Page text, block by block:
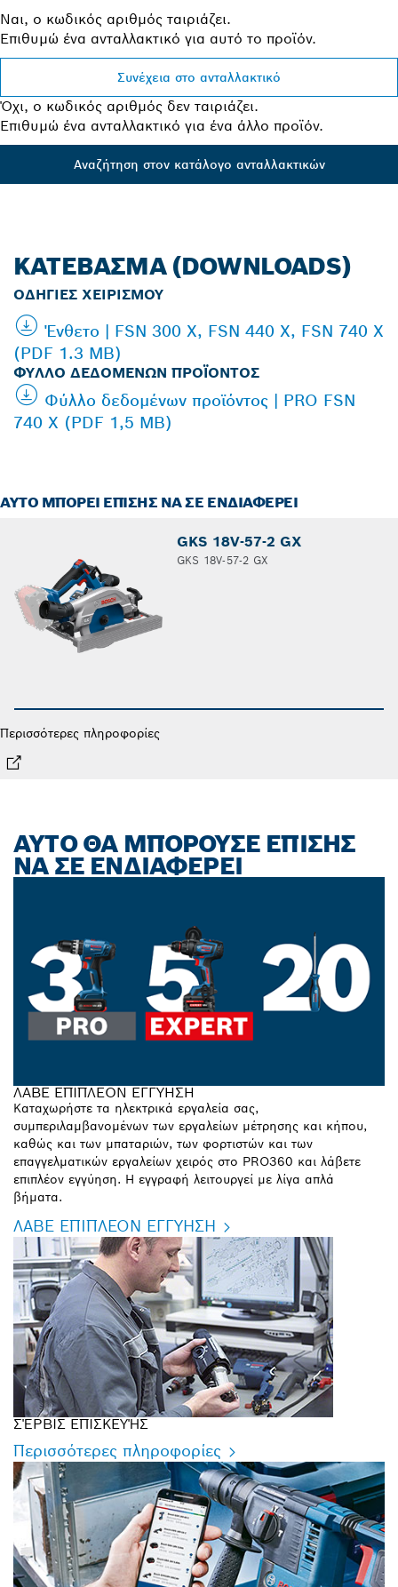
Ναι, ο κωδικός αριθμός ταιριάζει.
Επιθυμώ ένα ανταλλακτικό για αυτό το προϊόν.
Συνέχεια στο ανταλλακτικό
Όχι, ο κωδικός αριθμός δεν ταιριάζει.
Επιθυμώ ένα ανταλλακτικό για ένα άλλο προϊόν.
Αναζήτηση στον κατάλογο ανταλλακτικών
ΚΑΤΈΒΑΣΜΑ (DOWNLOADS)
ΟΔΗΓΊΕΣ ΧΕΙΡΙΣΜΟΎ
Ένθετο | FSN 300 X, FSN 440 X, FSN 740 X
(PDF 1.3 MB)
ΦΎΛΛΟ ΔΕΔΟΜΈΝΩΝ ΠΡΟΪΌΝΤΟΣ
Φύλλο δεδομένων προϊόντος | PRO FSN
740 X (PDF 1,5 MB)
ΑΥΤΌ ΜΠΟΡΕΊ ΕΠΊΣΗΣ ΝΑ ΣΕ ΕΝΔΙΑΦΈΡΕΙ
GKS 18V-57-2 GX
GKS 18V-57-2 GX
Περισσότερες πληροφορίες
ΑΥΤΌ ΘΑ ΜΠΟΡΟΎΣΕ ΕΠΊΣΗΣ
ΝΑ ΣΕ ΕΝΔΙΑΦΈΡΕΙ
ΛΑΒΕ ΕΠΙΠΛΕΟΝ ΕΓΓΥΗΣΗ
Καταχωρήστε τα ηλεκτρικά εργαλεία σας,
συμπεριλαμβανομένων των εργαλείων μέτρησης και κήπου,
καθώς και των μπαταριών, των φορτιστών και των
επαγγελματικών εργαλείων χειρός στο PRO360 και λάβετε
επιπλέον εγγύηση. Η εγγραφή λειτουργεί με λίγα απλά
βήματα.
ΛΑΒΕ ΕΠΙΠΛΕΟΝ ΕΓΓΥΗΣΗ
ΣΈΡΒΙΣ ΕΠΙΣΚΕΥΉΣ
Περισσότερες πληροφορίες